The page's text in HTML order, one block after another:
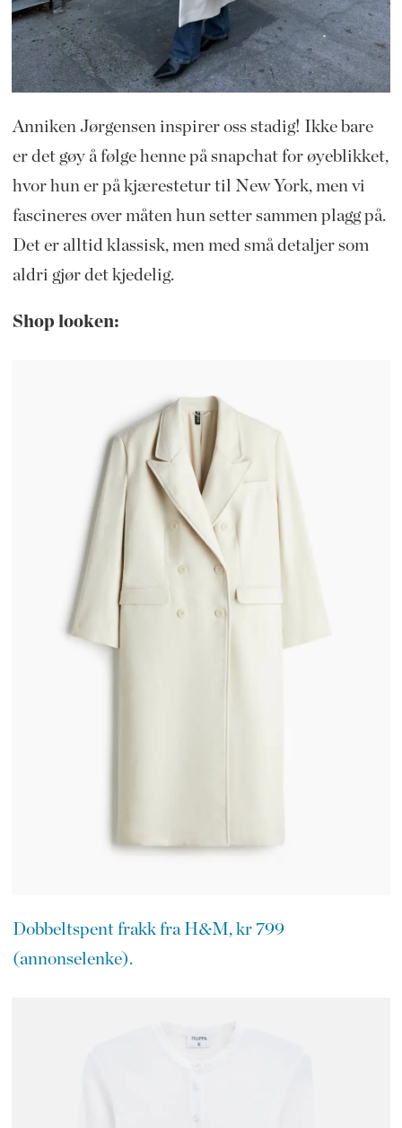
Anniken Jørgensen inspirer oss stadig! Ikke bare
er det gøy å følge henne på snapchat for øyeblikket,
hvor hun er på kjærestetur til New York, men vi
fascineres over måten hun setter sammen plagg på.
Det er alltid klassisk, men med små detaljer som
aldri gjør det kjedelig.
Shop looken:
Dobbeltspent frakk fra H&M, kr 799
(annonselenke).